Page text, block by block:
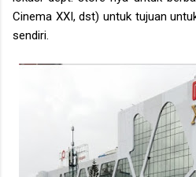
Cinema XXI, dst) untuk tujuan
sendiri.